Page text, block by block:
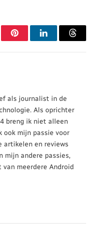
PinterestLinkedIn
als journalist in de
Als oprichter
breng ik niet alleen
ook mijn passie voor
artikelen en reviews
mijn andere passies,
meerdere Android